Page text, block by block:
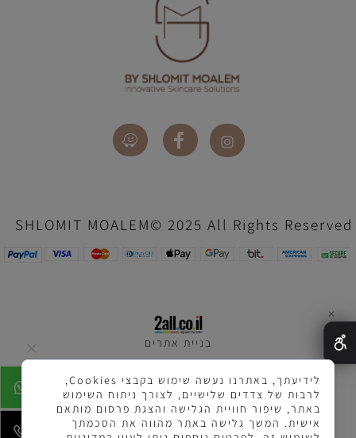
SHLOMIT MOALEM© 2025 All Rights Reserved
בניית אתרים
✕
לידיעתך, באתרנו נעשה שימוש בקבצי Cookies,
לרבות של צדדים שלישיים, לצורך ניתוח השימוש
באתר, שיפור חוויית הגלישה והצגת פרסום מותאם
אישית. המשך גלישה באתר מהווה את הסכמתך